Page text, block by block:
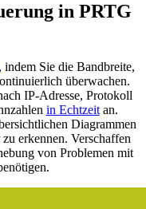
in PRTG
indem Sie die Bandbreite,
überwachen.
IP-Adresse, Protokoll
in Echtzeitan.
Diagrammen
erkennen. Verschaffen
von Problemen mit